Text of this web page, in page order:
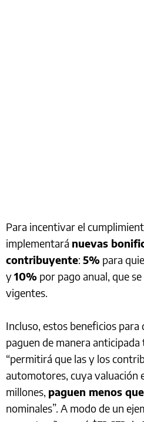
Para incentivar el
implementará nuevas
contribuyente: 5% para
y10% por pago anual, que
vigentes.
Incluso, estos beneficios para
paguen de manera
“permitirá que las y los
automotores, cuya valuación
millones, paguen menos
nominales”. A modo de un